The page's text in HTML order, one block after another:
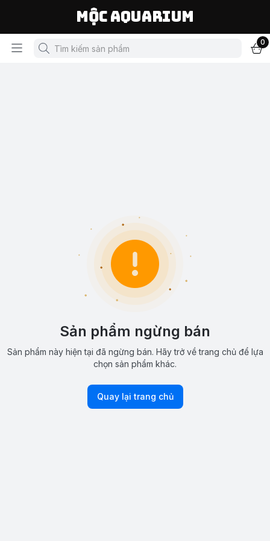
Mộc Aquarium
0
Sản phẩm ngừng bán
Sản phẩm này hiện tại đã ngừng bán. Hãy trở về trang chủ để lựa
chọn sản phẩm khác.
Quay lại trang chủ